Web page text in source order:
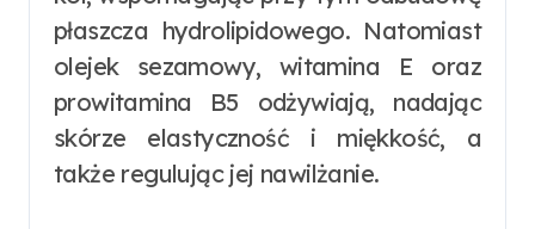
płaszcza hydrolipidowego. Natomiast
olejek sezamowy, witamina E oraz
prowitamina B5 odżywiają, nadając
skórze elastyczność i miękkość, a
także regulując jej nawilżanie.